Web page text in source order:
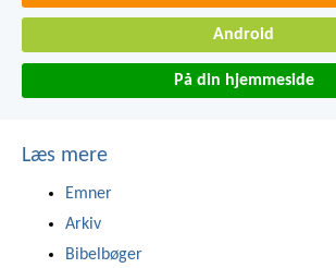
Android
På din hjemmeside
Læs mere
Emner
Arkiv
Bibelbøger